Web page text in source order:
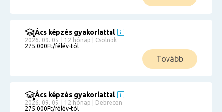
Ács képzés gyakorlattal
2026. 09. 05. | 12 hónap | Csolnok
275.000Ft/félév-tól
Tovább
Ács képzés gyakorlattal
2026. 09. 05. | 12 hónap | Debrecen
275.000Ft/félév-tól